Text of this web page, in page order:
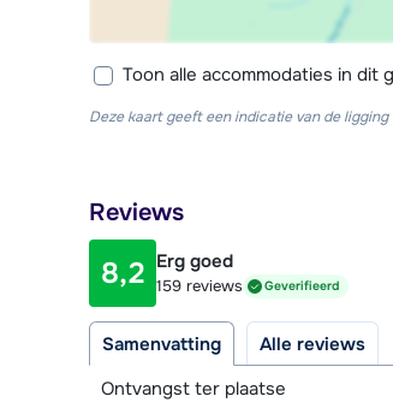
Toon alle accommodaties in dit
Deze kaart geeft een indicatie van de
Reviews
8,2 Erg goed
159 reviews Geverifieerd
Samenvatting
Alle reviews
Ontvangst ter plaatse